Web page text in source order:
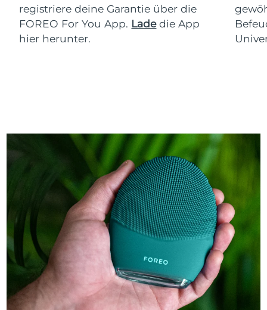
registriere deine Garantie über die
FOREO For You App. Ladedie App
hier herunter.